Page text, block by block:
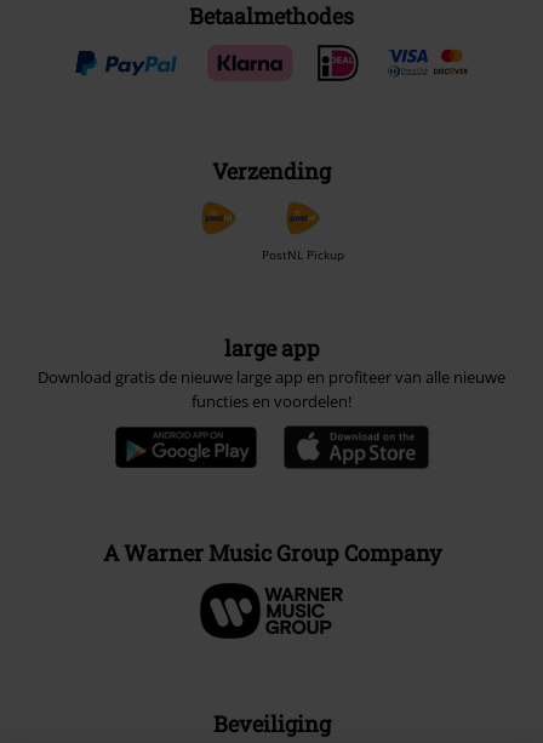
Betaalmethodes
Verzending
PostNL Pickup
large app
Download gratis de nieuwe large app en profiteer van alle nieuwe
functies en voordelen!
A Warner Music Group Company
Beveiliging